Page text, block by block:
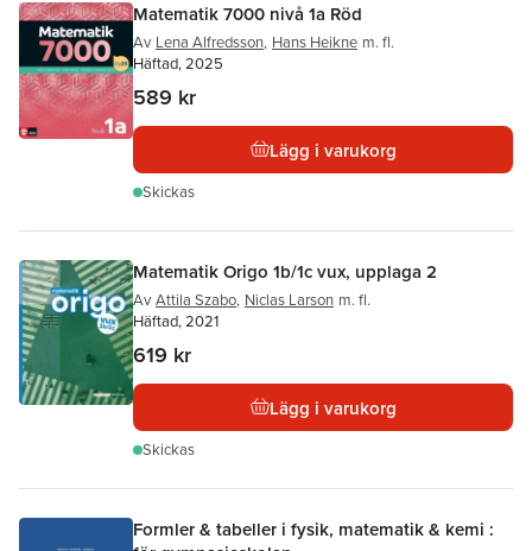
Matematik 7000 nivå 1a Röd
Av Lena Alfredsson, Hans Heikne m. fl.
Häftad, 2025
589 kr
Lägg i varukorg
Skickas
Matematik Origo 1b/1c vux, upplaga 2
Av Attila Szabo, Niclas Larson m. fl.
Häftad, 2021
619 kr
Lägg i varukorg
Skickas
Formler & tabeller i fysik, matematik & kemi :